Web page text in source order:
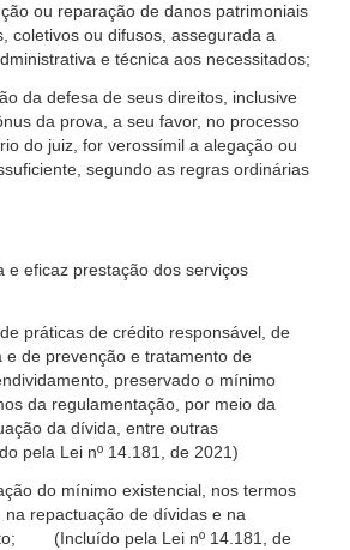
ou reparação de danos patrimoniais
coletivos ou difusos, assegurada a
e técnica aos necessitados;
da defesa de seus direitos, inclusive
da prova, a seu favor, no processo
do juiz, for verossímil a alegação ou
segundo as regras ordinárias
e eficaz prestação dos serviços
práticas de crédito responsável, de
e de prevenção e tratamento de
preservado o mínimo
da regulamentação, por meio da
da dívida, entre outras
Lei nº 14.181, de 2021)
do mínimo existencial, nos termos
repactuação de dívidas e na
(Incluído pela Lei nº 14.181, de